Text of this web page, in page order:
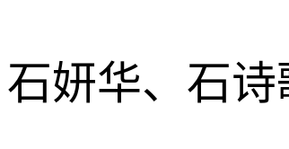
石妍华、石